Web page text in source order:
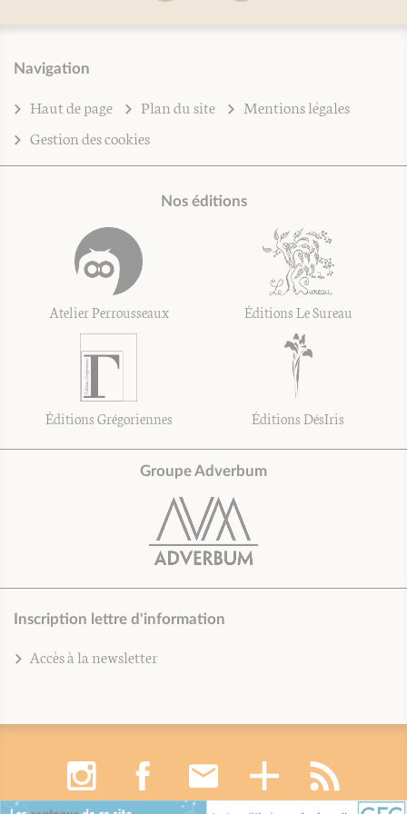
Navigation
Haut de page Plan du site
Mentions légales
Gestion des cookies
Nos éditions
Atelier Perrousseaux Éditions Le Sureau
Éditions Grégoriennes Éditions DésIris
Groupe Adverbum
Inscription lettre d'information
Accès à la newsletter